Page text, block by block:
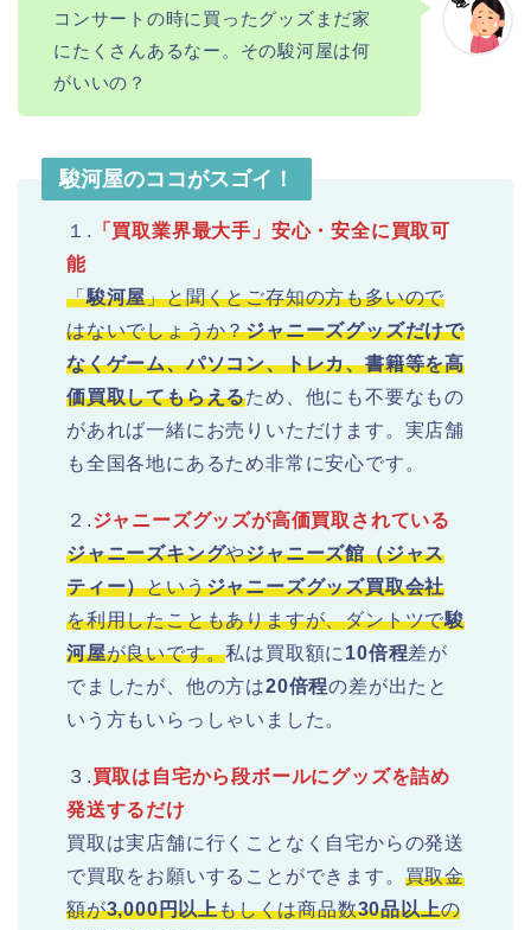
コンサートの時に買ったグッズまだ家
にたくさんあるなー。その駿河屋は何
がいいの？
駿河屋のココがスゴイ！
１. 「買取業界最大手」安心・安全に買取可
能
「駿河屋」と聞くとご存知の方も多いので
はないでしょうか？ジャニーズグッズだけで
なくゲーム、パソコン、トレカ、書籍等を高
価買取してもらえるため、他にも不要なもの
があれば一緒にお売りいただけます。実店舗
も全国各地にあるため非常に安心です。
２.ジャニーズグッズが高価買取されている
ジャニーズキングやジャニーズ館（ジャス
ティー）というジャニーズグッズ買取会社
を利用したこともありますが、ダントツで駿
河屋が良いです。私は買取額に 10倍程差が
でましたが、他の方は20倍程の差が出たと
いう方もいらっしゃいました。
３.買取は自宅から段ボールにグッズを詰め
発送するだけ
買取は実店舗に行くことなく自宅からの発送
で買取をお願いすることができます。 買取金
額が3,000円以上もしくは商品数30品以上の